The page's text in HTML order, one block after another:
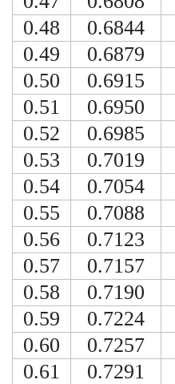
0.48
0.6844
0.49
0.6879
0.50
0.6915
0.51
0.6950
0.52
0.6985
0.53
0.7019
0.54
0.7054
0.55
0.7088
0.56
0.7123
0.57
0.7157
0.58
0.7190
0.59
0.7224
0.60
0.7257
0.61
0.7291